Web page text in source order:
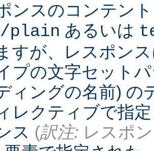
ンスのコンテン
plain あるいは
すが、レスポン
プの文字セット
ィングの名前) の
レクティブで指
ス (訳注: レスポ